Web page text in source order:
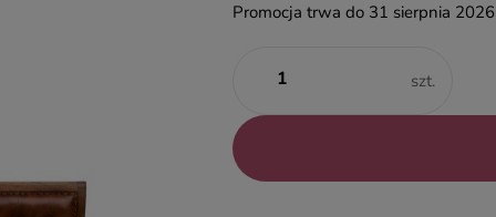
Promocja trwa do 31 sierpnia 2026
szt.